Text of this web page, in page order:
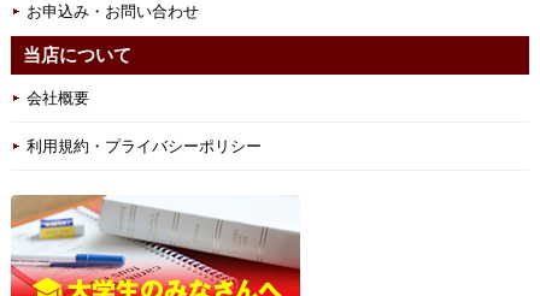
お申込み・お問い合わせ
当店について
会社概要
利用規約・プライバシーポリシー